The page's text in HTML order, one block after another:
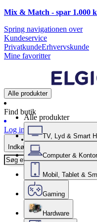
Mix & Match - spar 1.000
Spring navigationen over
Kundeservice
PrivatkundeErhvervskunde
Mine favoritter
Alle produkter
Find butik
Log ind
Indkøbskurv
Alle produkter
TV, Lyd & Smart
Computer & Kontor
Mobil, Tablet &
Gaming
Hardware